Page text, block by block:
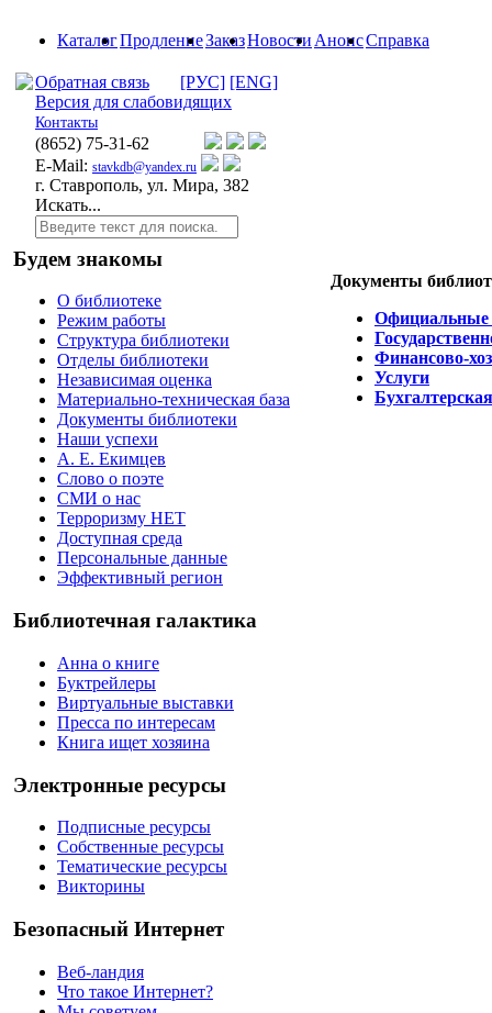
КаталогПродлениеЗаказНовости АнонсСправка
Обратная связь [РУС] [ENG]
Версия для слабовидящих
Контакты
(8652) 75-31-62
E-Mail: stavkdb@yandex.ru
г. Ставрополь, ул. Мира, 382
Искать...
Будем знакомы
О библиотеке
Режим работы
Структура библиотеки
Отделы библиотеки
Независимая оценка
Материально-техническая база
Документы библиотеки
Наши успехи
А. Е. Екимцев
Слово о поэте
СМИ о нас
Терроризму НЕТ
Доступная среда
Персональные данные
Эффективный регион
Библиотечная галактика
Анна о книге
Буктрейлеры
Виртуальные выставки
Пресса по интересам
Книга ищет хозяина
Электронные ресурсы
Подписные ресурсы
Собственные ресурсы
Тематические ресурсы
Викторины
Безопасный Интернет
Веб-ландия
Что такое Интернет?
Документы
Официальные
Финансово-
Услуги